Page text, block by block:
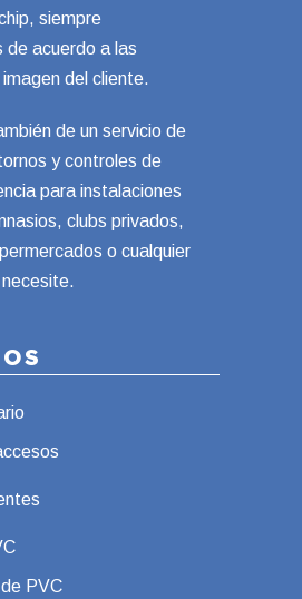
siempre
de acuerdo a las
del cliente.
de un servicio de
y controles de
para instalaciones
clubs privados,
o cualquier
PVC